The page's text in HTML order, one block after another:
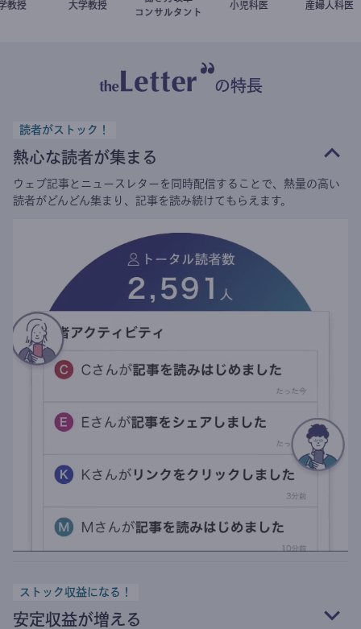
金谷一朗
大学教授 加藤忠史
大学教授 新田龍
コンサルタント
今西洋介
小児科医 稲葉可
産婦人
の特長
読者がストック！
熱心な読者が集まる
ウェブ記事とニュースレターを同時配信することで、熱量の高い
読者がどんどん集まり、記事を読み続けてもらえます。
ストック収益になる！
安定収益が増える